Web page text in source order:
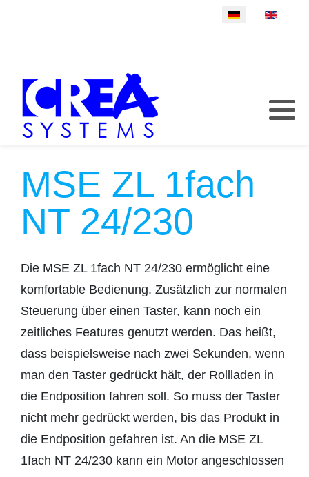
Sprache auswählen
MSE ZL 1fach
NT 24/230
Die MSE ZL 1fach NT 24/230 ermöglicht eine
komfortable Bedienung. Zusätzlich zur normalen
Steuerung über einen Taster, kann noch ein
zeitliches Features genutzt werden. Das heißt,
dass beispielsweise nach zwei Sekunden, wenn
man den Taster gedrückt hält, der Rollladen in
die Endposition fahren soll. So muss der Taster
nicht mehr gedrückt werden, bis das Produkt in
die Endposition gefahren ist. An die MSE ZL
1fach NT 24/230 kann ein Motor angeschlossen